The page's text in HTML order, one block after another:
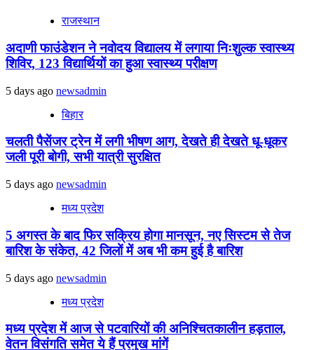
राजस्थान
अदाणी फाउंडेशन ने नवोदय विद्यालय में लगाया निःशुल्क स्वास्थ्य
शिविर, 123 विद्यार्थियों का हुआ स्वास्थ्य परीक्षण
5 days ago newsadmin
बिहार
चलती पैसेंजर ट्रेन में लगी भीषण आग, देखते ही देखते धू-धूकर
जली पूरी बोगी, सभी यात्री सुरक्षित
5 days ago newsadmin
मध्य प्रदेश
5 अगस्त के बाद फिर सक्रिय होगा मानसून, नए सिस्टम से तेज
बारिश के संकेत, 42 जिलों में अब भी कम हुई है बारिश
5 days ago newsadmin
मध्य प्रदेश
मध्य प्रदेश में आज से पटवारियों की अनिश्चितकालीन हड़ताल,
वेतन विसंगति समेत ये हैं प्रमुख मांगें